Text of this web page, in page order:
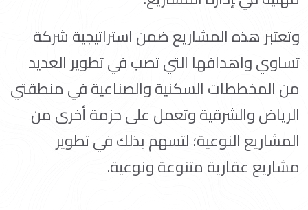
وتعتبر هذه المشاريع ضمن استراتيجية شركة
تساوي واهدافها التي تصب في تطوير العديد
من المخططات السكنية والصناعية في منطقتي
الرياض والشرقية وتعمل على حزمة أخرى من
المشاريع النوعية؛ لتسهم بذلك في تطوير
مشاريع عقارية متنوعة ونوعية.